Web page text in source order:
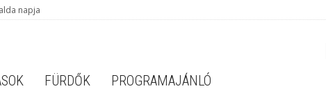
napja
FÜRDŐK PROGRAMAJÁNLÓ